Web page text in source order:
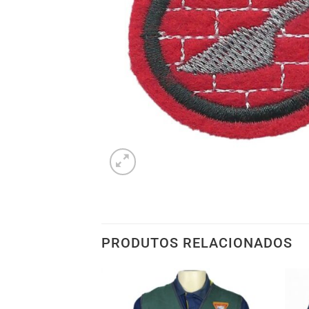
PRODUTOS RELACIONADOS